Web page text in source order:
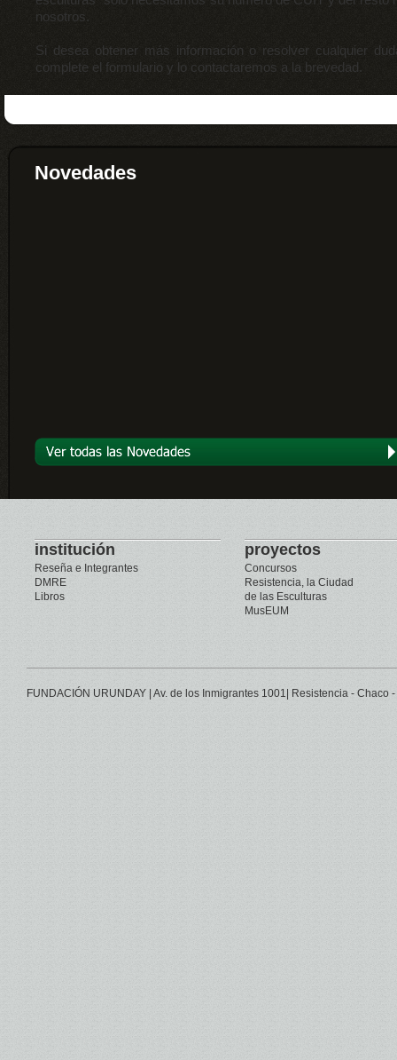
nosotros.
Si desea obtener más información o resolver cualquier
complete el formulario y lo contactaremos a la brevedad.
Novedades
institución
Reseña e Integrantes
DMRE
Libros
proyectos
Concursos
Resistencia, la Ciudad
de las Esculturas
MusEUM
FUNDACIÓN URUNDAY | Av. de los Inmigrantes 1001| Resistencia - Chaco